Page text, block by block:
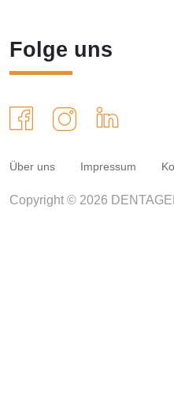
Folge uns
Über uns Impressum
Copyright © 2026